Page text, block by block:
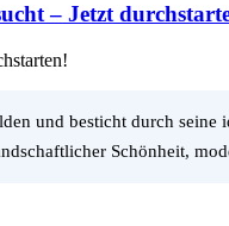
– Jetzt
und besticht durch
Schönheit,